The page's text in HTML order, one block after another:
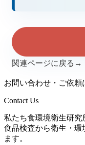
関連ページに戻る→
お問い合わせ・ご依頼
Contact Us
私たち食環境衛生研究
食品検査から衛生・環
ます。